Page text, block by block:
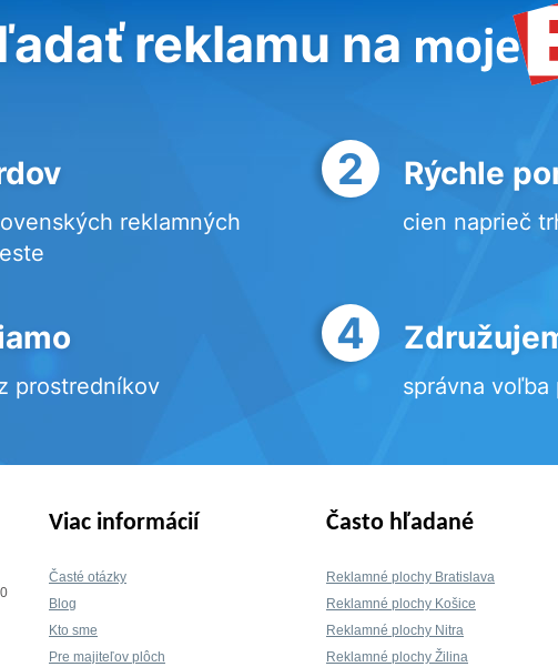
reklamu na
reklamných
2 Rýchle
cien naprieč
prostredníkov
4
správna voľba
Viac informácií
Časté otázky
Blog
Kto sme
Pre majiteľov plôch
Často hľadané
Reklamné plochy Bratislava
Reklamné plochy Košice
Reklamné plochy Nitra
Reklamné plochy Žilina